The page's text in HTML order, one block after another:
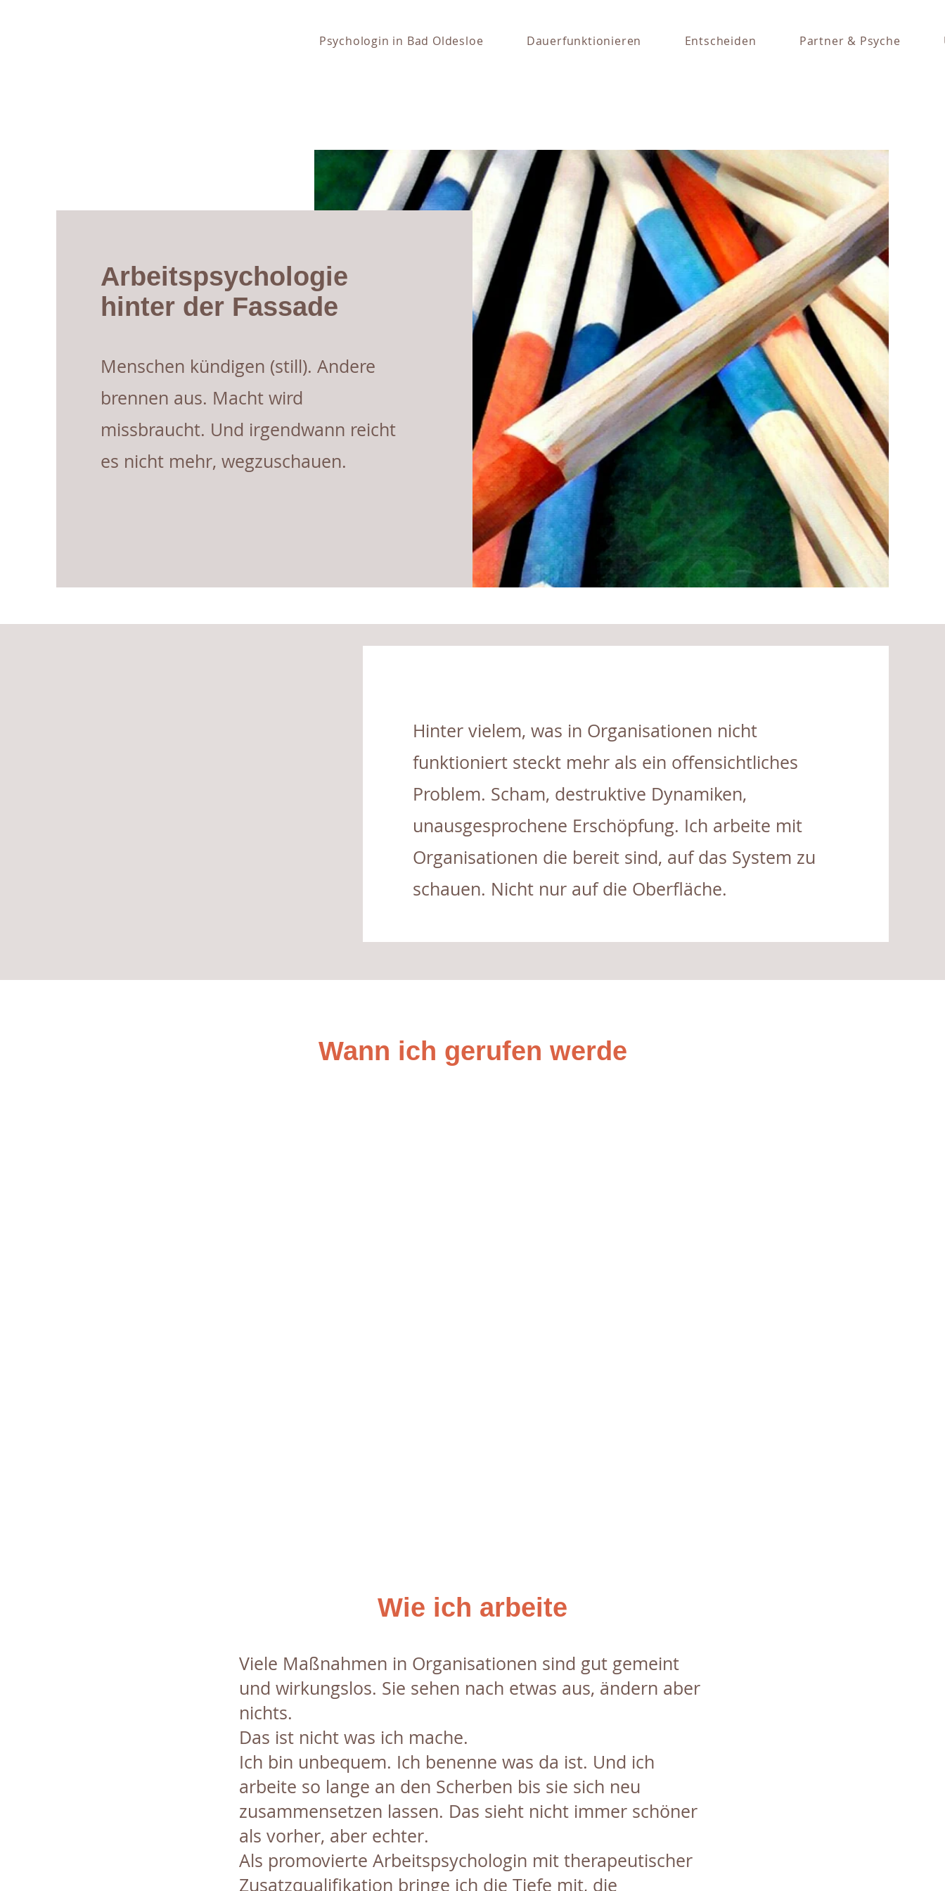
Psychologin in Bad Oldesloe Dauerfunktionieren Entscheiden Partner & Psyche
Arbeitspsychologie
hinter der Fassade
Menschen kündigen (still). Andere
brennen aus. Macht wird
missbraucht. Und irgendwann reicht
es nicht mehr, wegzuschauen.
Hinter vielem, was in Organisationen nicht
funktioniert steckt mehr als ein offensichtliches
Problem. Scham, destruktive Dynamiken,
unausgesprochene Erschöpfung. Ich arbeite mit
Organisationen die bereit sind, auf das System zu
schauen. Nicht nur auf die Oberfläche.
Wann ich gerufen werde
Wie ich arbeite
Viele Maßnahmen in Organisationen sind gut gemeint
und wirkungslos. Sie sehen nach etwas aus, ändern aber
nichts.
Das ist nicht was ich mache.
Ich bin unbequem. Ich benenne was da ist. Und ich
arbeite so lange an den Scherben bis sie sich neu
zusammensetzen lassen. Das sieht nicht immer schöner
als vorher, aber echter.
Als promovierte Arbeitspsychologin mit therapeutischer
Zusatzqualifikation bringe ich die Tiefe mit, die